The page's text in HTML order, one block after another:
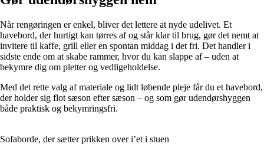
Når rengøringen er enkel, bliver det lettere at nyde udelivet. Et
havebord, der hurtigt kan tørres af og står klar til brug, gør det nemt at
invitere til kaffe, grill eller en spontan middag i det fri. Det handler i
sidste ende om at skabe rammer, hvor du kan slappe af – uden at
bekymre dig om pletter og vedligeholdelse.
Med det rette valg af materiale og lidt løbende pleje får du et havebord,
der holder sig flot sæson efter sæson – og som gør udendørshyggen
både praktisk og bekymringsfri.
Sofaborde, der sætter prikken over i’et i stuen